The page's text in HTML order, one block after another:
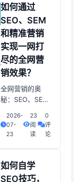
影响百度搜索引
擎算法的频繁调
整，让许多SEO
人员开始反思自
己的工作。在
SEO领域，恶意
外链一直是大家
天我们就来恶意
外链对S
如何通过
SEO、SEM
和精准营销
实现一网打
尽的全网营
销效果？
全网营销的奥
秘：SEO、SEM
销的完美融合每
一个公司都渴望
说，而想要做到
这一点。SEO调
2026-
07-
23
23
阅
读
0
评
论
如何自学
SEO技巧，